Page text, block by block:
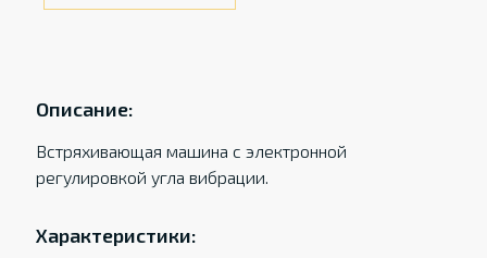
Описание:
Встряхивающая машина с электронной
регулировкой угла вибрации.
Характеристики: